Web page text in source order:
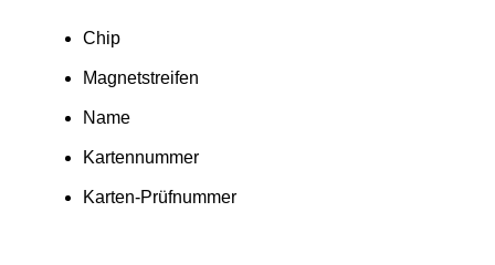
Chip
Magnetstreifen
Name
Kartennummer
Karten-Prüfnummer